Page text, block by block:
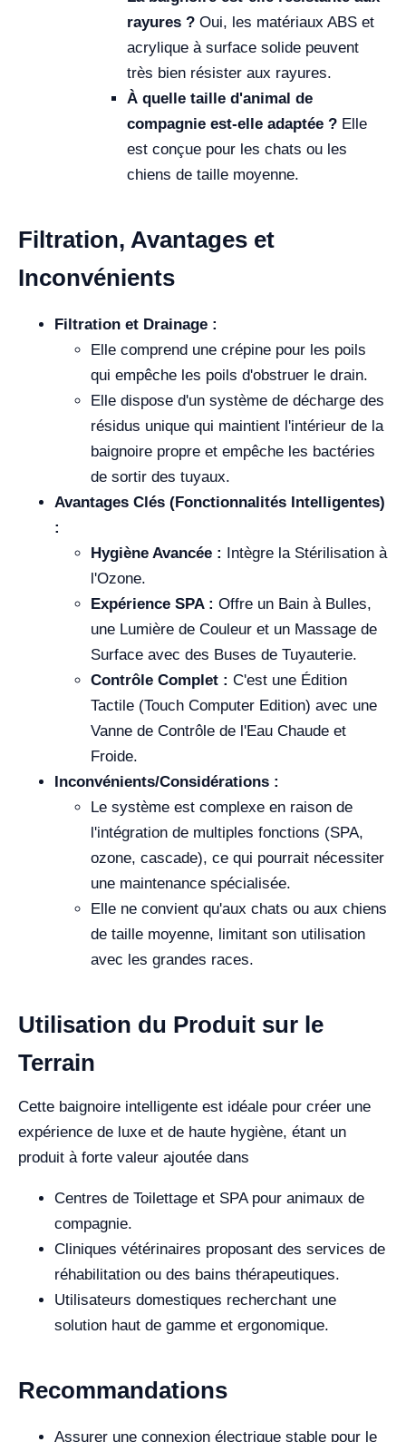
rayures ? Oui, les matériaux ABS et
acrylique à surface solide peuvent
très bien résister aux rayures.
À quelle taille d'animal de
compagnie est-elle adaptée ? Elle
est conçue pour les chats ou les
chiens de taille moyenne.
Filtration, Avantages et
Inconvénients
Filtration et Drainage :
Elle comprend une crépine pour les poils
qui empêche les poils d'obstruer le drain.
Elle dispose d'un système de décharge des
résidus unique qui maintient l'intérieur de la
baignoire propre et empêche les bactéries
de sortir des tuyaux.
Avantages Clés (Fonctionnalités Intelligentes)
:
Hygiène Avancée : Intègre la Stérilisation à
l'Ozone.
Expérience SPA : Offre un Bain à Bulles,
une Lumière de Couleur et un Massage de
Surface avec des Buses de Tuyauterie.
Contrôle Complet : C'est une Édition
Tactile (Touch Computer Edition) avec une
Vanne de Contrôle de l'Eau Chaude et
Froide.
Inconvénients/Considérations :
Le système est complexe en raison de
l'intégration de multiples fonctions (SPA,
ozone, cascade), ce qui pourrait nécessiter
une maintenance spécialisée.
Elle ne convient qu'aux chats ou aux chiens
de taille moyenne, limitant son utilisation
avec les grandes races.
Utilisation du Produit sur le
Terrain
Cette baignoire intelligente est idéale pour créer une
expérience de luxe et de haute hygiène, étant un
produit à forte valeur ajoutée dans
Centres de Toilettage et SPA pour animaux de
compagnie.
Cliniques vétérinaires proposant des services de
réhabilitation ou des bains thérapeutiques.
Utilisateurs domestiques recherchant une
solution haut de gamme et ergonomique.
Recommandations
Assurer une connexion électrique stable pour le